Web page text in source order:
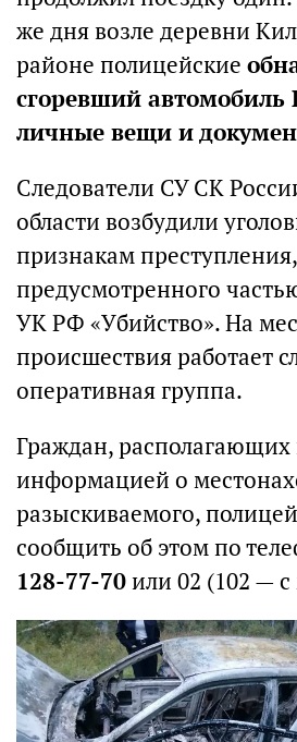
же дня возле деревни
районе полицейские
сгоревший автомобиль
личные вещи и
Следователи СУ СК
области возбудили
признакам преступления,
предусмотренного
УК РФ «Убийство». На
происшествия работает
оперативная группа.
Граждан, располагающих
информацией о
разыскиваемого,
сообщить об этом по
128-77-70или 02 (102 —